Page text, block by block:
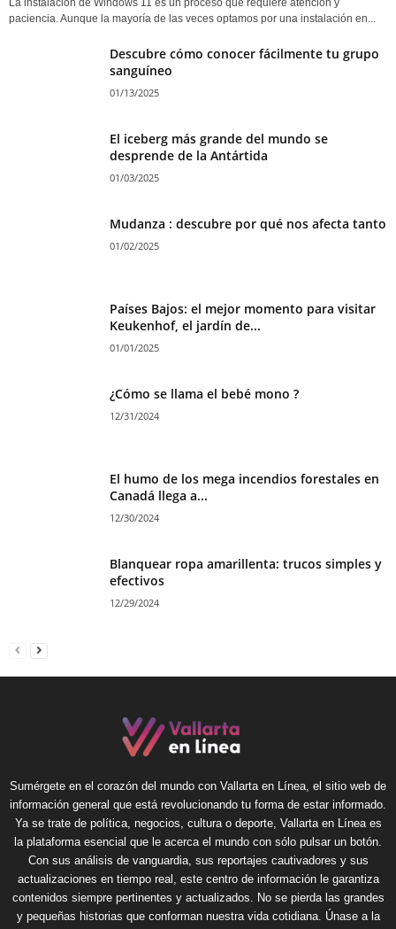
paciencia. Aunque la mayoría de las veces optamos por una instalación en...
Descubre cómo conocer fácilmente tu grupo
sanguíneo
01/13/2025
El iceberg más grande del mundo se
desprende de la Antártida
01/03/2025
Mudanza : descubre por qué nos afecta tanto
01/02/2025
Países Bajos: el mejor momento para visitar
Keukenhof, el jardín de...
01/01/2025
¿Cómo se llama el bebé mono ?
12/31/2024
El humo de los mega incendios forestales en
Canadá llega a...
12/30/2024
Blanquear ropa amarillenta: trucos simples y
efectivos
12/29/2024
Sumérgete en el corazón del mundo con Vallarta en Línea, el sitio web de
información general que está revolucionando tu forma de estar informado.
Ya se trate de política, negocios, cultura o deporte, Vallarta en Línea es
la plataforma esencial que le acerca el mundo con sólo pulsar un botón.
Con sus análisis de vanguardia, sus reportajes cautivadores y sus
actualizaciones en tiempo real, este centro de información le garantiza
contenidos siempre pertinentes y actualizados. No se pierda las grandes
y pequeñas historias que conforman nuestra vida cotidiana. Únase a la